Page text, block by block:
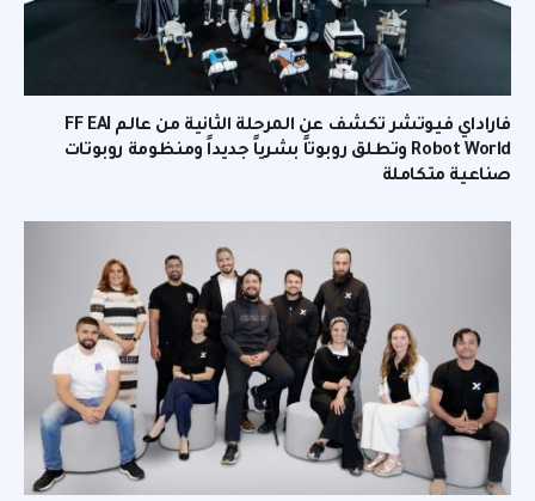
فاراداي فيوتشر تكشف عن المرحلة الثانية من عالم FF EAI
Robot World وتطلق روبوتاً بشرياً جديداً ومنظومة روبوتات
صناعية متكاملة